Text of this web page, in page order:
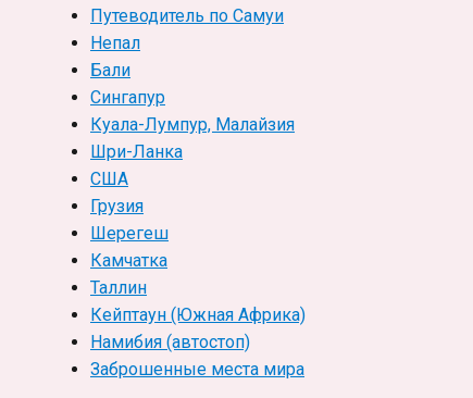
Путеводитель по Самуи
Непал
Бали
Сингапур
Куала-Лумпур, Малайзия
Шри-Ланка
США
Грузия
Шерегеш
Камчатка
Таллин
Кейптаун (Южная Африка)
Намибия (автостоп)
Заброшенные места мира